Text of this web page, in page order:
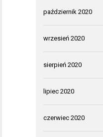
październik 2020
wrzesień 2020
sierpień 2020
lipiec 2020
czerwiec 2020